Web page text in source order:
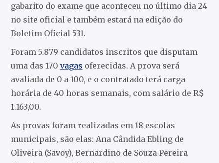
gabarito do exame que aconteceu no último dia 24
no site oficial e também estará na edição do
Boletim Oficial 531.
Foram 5.879 candidatos inscritos que disputam
uma das 170 vagas oferecidas. A prova será
avaliada de 0 a 100, e o contratado terá carga
horária de 40 horas semanais, com salário de R$
1.163,00.
As provas foram realizadas em 18 escolas
municipais, são elas: Ana Cândida Ebling de
Oliveira (Savoy), Bernardino de Souza Pereira